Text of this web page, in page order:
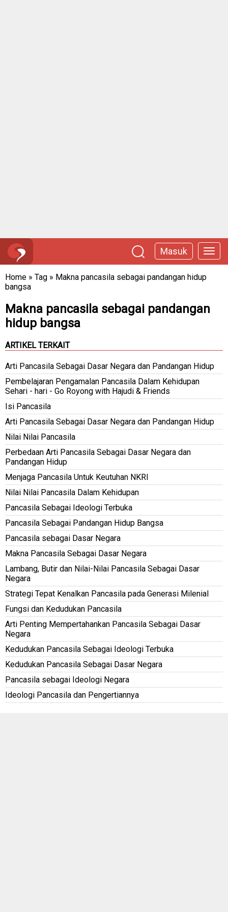
Masuk
Home » Tag » Makna pancasila sebagai pandangan hidup
bangsa
Makna pancasila sebagai pandangan
hidup bangsa
ARTIKEL TERKAIT
Arti Pancasila Sebagai Dasar Negara dan Pandangan Hidup
Pembelajaran Pengamalan Pancasila Dalam Kehidupan
Sehari - hari - Go Royong with Hajudi & Friends
Isi Pancasila
Arti Pancasila Sebagai Dasar Negara dan Pandangan Hidup
Nilai Nilai Pancasila
Perbedaan Arti Pancasila Sebagai Dasar Negara dan
Pandangan Hidup
Menjaga Pancasila Untuk Keutuhan NKRI
Nilai Nilai Pancasila Dalam Kehidupan
Pancasila Sebagai Ideologi Terbuka
Pancasila Sebagai Pandangan Hidup Bangsa
Pancasila sebagai Dasar Negara
Makna Pancasila Sebagai Dasar Negara
Lambang, Butir dan Nilai-Nilai Pancasila Sebagai Dasar
Negara
Strategi Tepat Kenalkan Pancasila pada Generasi Milenial
Fungsi dan Kedudukan Pancasila
Arti Penting Mempertahankan Pancasila Sebagai Dasar
Negara
Kedudukan Pancasila Sebagai Ideologi Terbuka
Kedudukan Pancasila Sebagai Dasar Negara
Pancasila sebagai Ideologi Negara
Ideologi Pancasila dan Pengertiannya